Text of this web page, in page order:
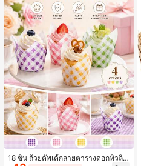
18 ชิ้น ถ้วยคัพเค้กลายตารางดอกทิวลิ